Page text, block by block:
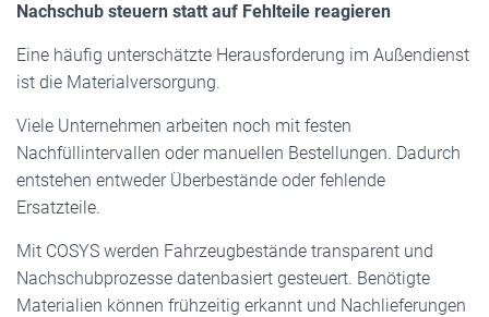
Nachschub steuern statt auf Fehlteile reagieren
Eine häufig unterschätzte Herausforderung im Außendienst
ist die Materialversorgung.
Viele Unternehmen arbeiten noch mit festen
Nachfüllintervallen oder manuellen Bestellungen. Dadurch
entstehen entweder Überbestände oder fehlende
Ersatzteile.
Mit COSYS werden Fahrzeugbestände transparent und
Nachschubprozesse datenbasiert gesteuert. Benötigte
Materialien können frühzeitig erkannt und Nachlieferungen